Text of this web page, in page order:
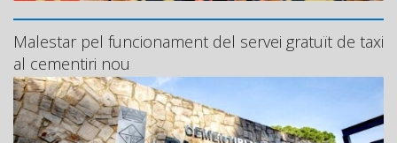
Malestar pel funcionament del servei gratuït de taxi
al cementiri nou